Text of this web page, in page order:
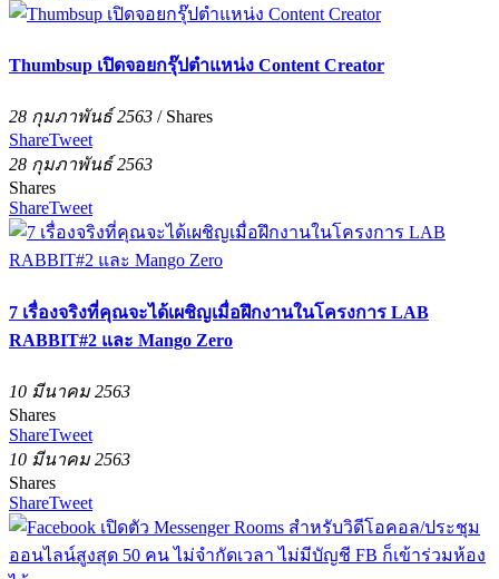
Thumbsup เปิดจอยกรุ๊ปตำแหน่ง Content Creator
28 กุมภาพันธ์ 2563 / Shares
ShareTweet
28 กุมภาพันธ์ 2563
Shares
ShareTweet
7 เรื่องจริงที่คุณจะได้เผชิญเมื่อฝึกงานในโครงการ LAB
RABBIT#2 และ Mango Zero
10 มีนาคม 2563
Shares
ShareTweet
10 มีนาคม 2563
Shares
ShareTweet